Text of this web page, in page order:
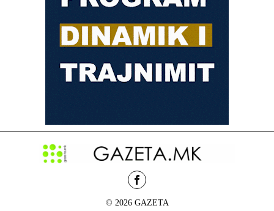
© 2026 GAZETA